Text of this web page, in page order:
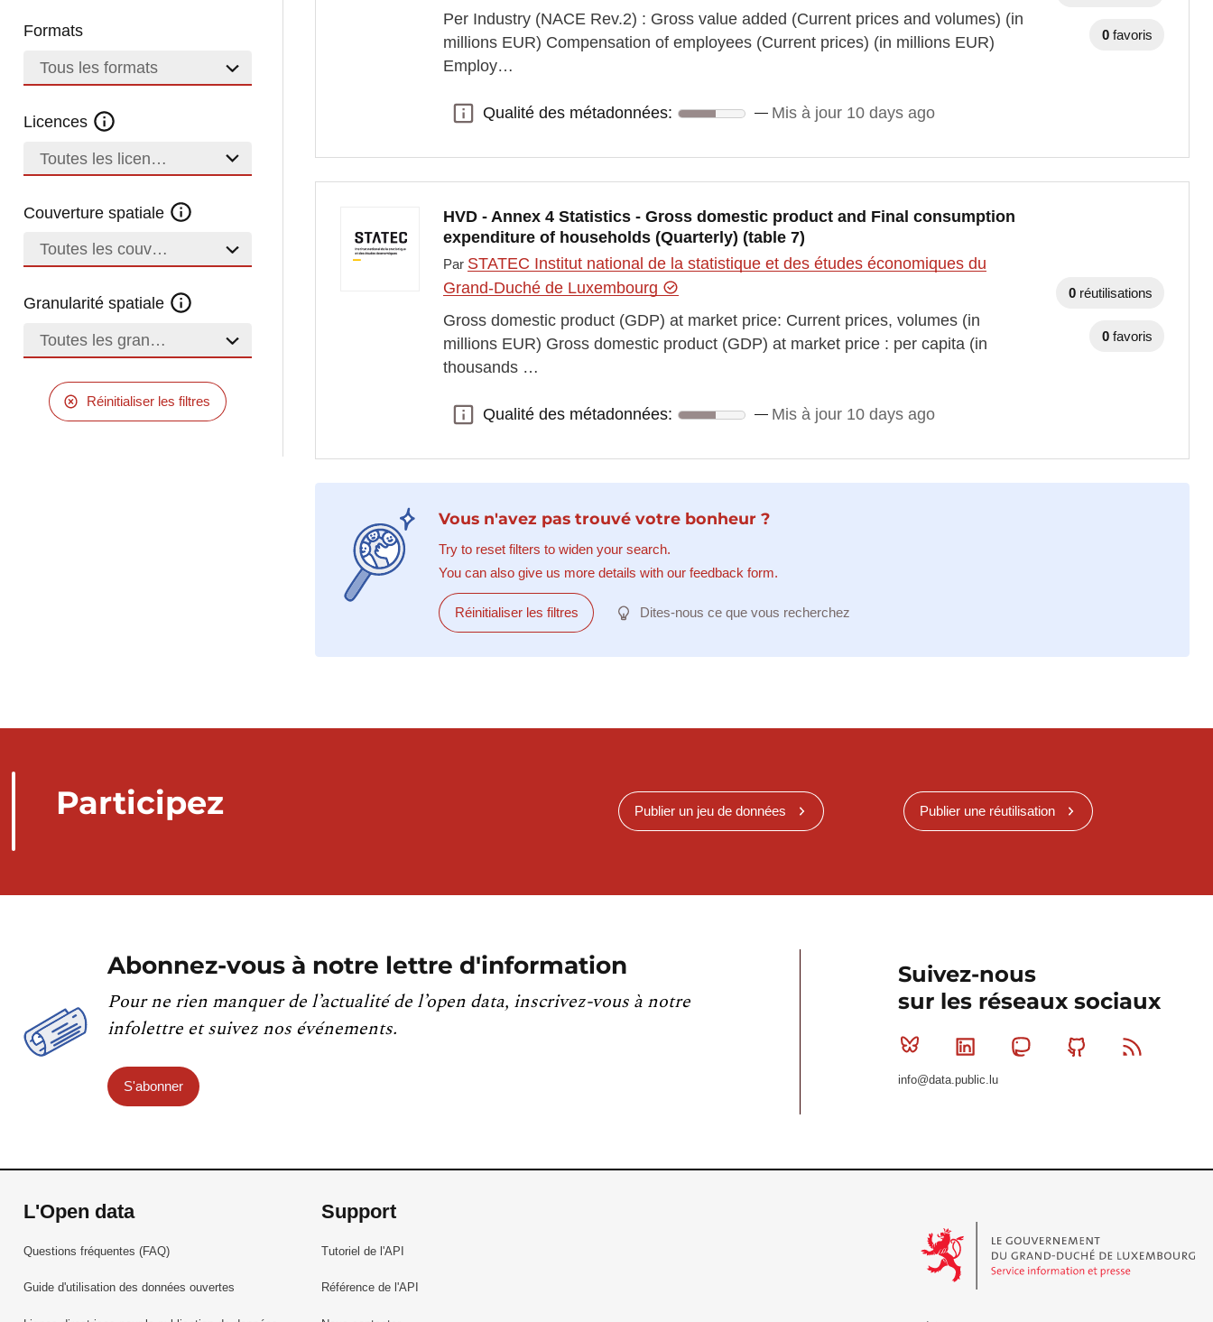
Formats
Tous les formats
Licences
Toutes les licences
Couverture spatiale
Toutes les couvertures
Granularité spatiale
Toutes les granularités
Réinitialiser les filtres
Per Industry (NACE Rev.2) : Gross value added (Current prices and volumes) (in
millions EUR) Compensation of employees (Current prices) (in millions EUR)
Employ…
Qualité des métadonnées:
Qualité des métadonnées: Mis à jour 10 days ago
0 favoris
HVD - Annex 4 Statistics - Gross domestic product and Final consumption
expenditure of households (Quarterly) (table 7)
Par STATEC Institut national de la statistique et des études économiques du
Grand-Duché de Luxembourg
Gross domestic product (GDP) at market price: Current prices, volumes (in
millions EUR) Gross domestic product (GDP) at market price : per capita (in
thousands …
Qualité des métadonnées:
Qualité des métadonnées: Mis à jour 10 days ago
0 réutilisations
0 favoris
Vous n'avez pas trouvé votre bonheur ?
Try to reset filters to widen your search.
You can also give us more details with our feedback form.
Réinitialiser les filtres Dites-nous ce que vous recherchez
Participez Publier un jeu de données Publier une réutilisation
Abonnez-vous à notre lettre d'information
Pour ne rien manquer de l’actualité de l’open data, inscrivez-vous à notre
infolettre et suivez nos événements.
S'abonner
Suivez-nous
sur les réseaux sociaux
Bluesky Linkedin MastodonGithub
info@data.public.lu
L'Open data
Questions fréquentes (FAQ)
Guide d'utilisation des données ouvertes
Support
Tutoriel de l'API
Référence de l'API